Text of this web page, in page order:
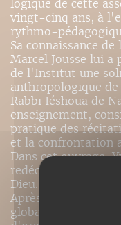
logique de cette
vingt-cinq ans, à
rythmo-
Sa connaissance
Marcel Jousse lui a
de l'Institut une
anthropologique
Rabbi Iéshoua de
enseignement,
pratique des
et la confrontation
Dans cet ouvrage,
redécouverte de
Dieu.
Après une étude
globalité du geste,